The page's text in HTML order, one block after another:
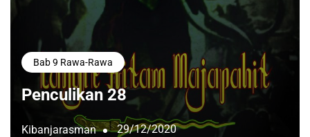
Bab 9 Rawa-Rawa
Penculikan 28
Kibanjarasman 29/12/2020